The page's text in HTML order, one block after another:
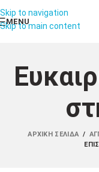
Skip to navigation
Skip to main content
MENU
ΑΡΧΙΚΉ ΣΕΛΊΔΑ /